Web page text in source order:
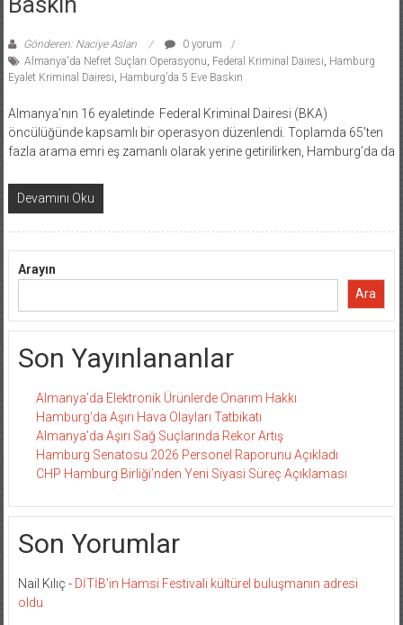
Gönderen: Naciye Aslan
0 yorum
Almanya'da Nefret Suçları Operasyonu Federal Kriminal Dairesi Hamburg
Eyalet Kriminal Dairesi Hamburg’da 5 Eve Baskın
Almanya’nın 16 eyaletinde Federal Kriminal Dairesi (BKA)
öncülüğünde kapsamlı bir operasyon düzenlendi. Toplamda 65’ten
fazla arama emri eş zamanlı olarak yerine getirilirken, Hamburg’da da
Devamını Oku
Arayın
Ara
Son Yayınlananlar
Almanya’da Elektronik Ürünlerde Onarım Hakkı
Hamburg’da Aşırı Hava Olayları Tatbikatı
Almanya’da Aşırı Sağ Suçlarında Rekor Artış
Hamburg Senatosu 2026 Personel Raporunu Açıkladı
CHP Hamburg Birliği’nden Yeni Siyasi Süreç Açıklaması
Son Yorumlar
Nail Kılıç - DİTİB’in Hamsi Festivali kültürel buluşmanın adresi
oldu